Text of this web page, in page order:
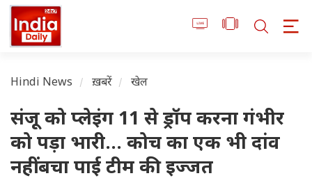
Hindi News ख़बरें खेल
संजू को प्लेइंग 11 से ड्रॉप करना गंभीर
को पड़ा भारी... कोच का एक भी दांव
नहीं बचा पाई टीम की इज्जत